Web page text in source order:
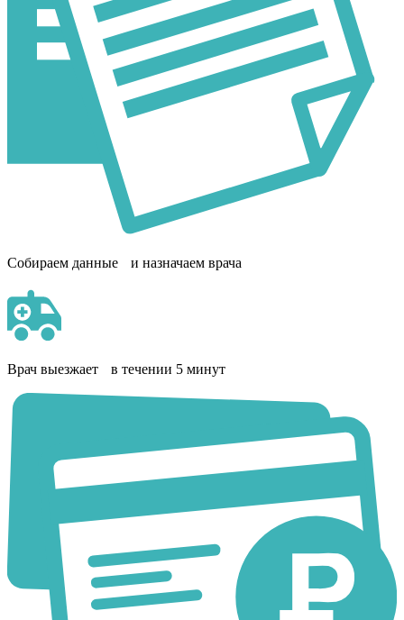
Собираем данные и назначаем врача
Врач выезжает в течении 5 минут